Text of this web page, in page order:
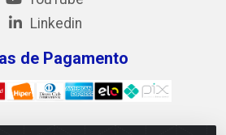
Linkedin
de Pagamento